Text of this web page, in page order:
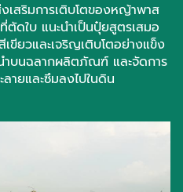
เสริมการเติบโตของหญ้าพาส
ตัดใบ แนะนำเป็นปุ๋ยสูตรเสมอ
ขียวและเจริญเติบโตอย่างแข็ง
ำบนฉลากผลิตภัณฑ์ และจัดการ
ายและซึมลงไปในดิน